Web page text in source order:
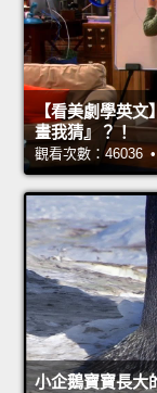
【看美劇學英文
畫我猜』？！
觀看次數：46036
小企鵝寶寶長大